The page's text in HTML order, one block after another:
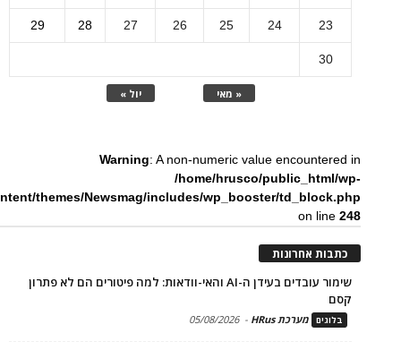
« מאי יול »
23
24
25
26
27
28
29
30
Warning: A non-numeric value encountered in
/home/hrusco/public_html/wp-
themes/Newsmag/includes/wp_booster/td_block.php
on line248
כתבות אחרונות
שימור עובדים בעידן ה-AI והאי-וודאות: למה פיטורים הם לא פתרון
קסם
בלוגים מערכת HRus -
05/08/2026